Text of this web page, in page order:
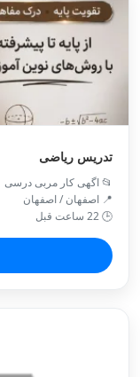
تدریس ریاضی
📂 اگهی کار مربی درسی
📍 اصفهان / اصفهان
🕒 22 ساعت قبل